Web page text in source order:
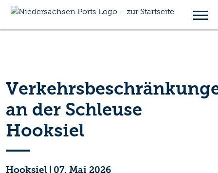
an der Schleuse
Hooksiel
Hooksiel 07. Mai 2026